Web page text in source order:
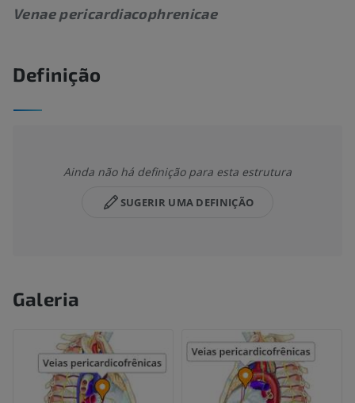
Venae pericardiacophrenicae
Definição
Ainda não há definição para esta estrutura
SUGERIR UMA DEFINIÇÃO
Galeria